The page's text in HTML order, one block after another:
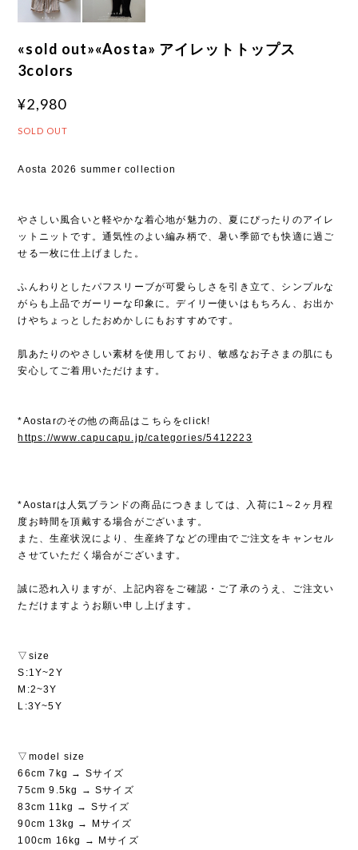
«sold out»«Aosta» アイレットトップス
3colors
¥2,980
SOLD OUT
Aosta 2026 summer collection
やさしい風合いと軽やかな着心地が魅力の、夏にぴったりのアイレ
ットニットです。通気性のよい編み柄で、暑い季節でも快適に過ご
せる一枚に仕上げました。
ふんわりとしたパフスリーブが可愛らしさを引き立て、シンプルな
がらも上品でガーリーな印象に。デイリー使いはもちろん、お出か
けやちょっとしたおめかしにもおすすめです。
肌あたりのやさしい素材を使用しており、敏感なお子さまの肌にも
安心してご着用いただけます。
*Aostarのその他の商品はこちらをclick!
https://www.capucapu.jp/categories/5412223
*Aostarは人気ブランドの商品につきましては、入荷に1～2ヶ月程
度お時間を頂戴する場合がございます。
また、生産状況により、生産終了などの理由でご注文をキャンセル
させていただく場合がございます。
誠に恐れ入りますが、上記内容をご確認・ご了承のうえ、ご注文い
ただけますようお願い申し上げます。
▽size
S:1Y~2Y
M:2~3Y
L:3Y~5Y
▽model size
66cm 7kg → Sサイズ
75cm 9.5kg → Sサイズ
83cm 11kg → Sサイズ
90cm 13kg → Mサイズ
100cm 16kg → Mサイズ